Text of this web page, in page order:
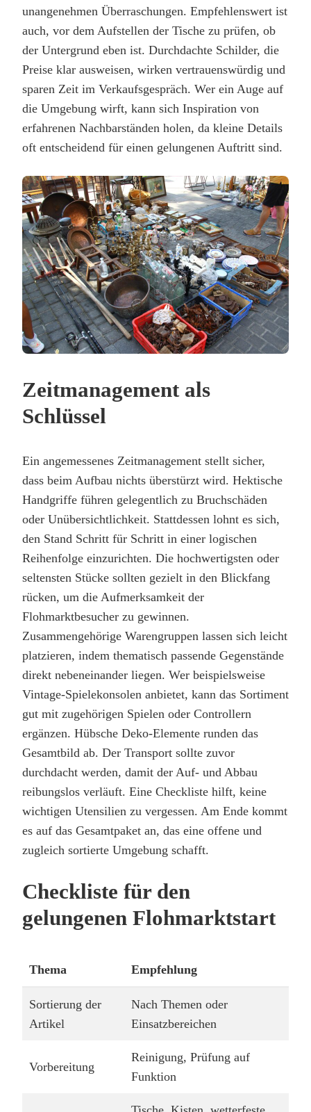
unangenehmen Überraschungen. Empfehlenswert ist
auch, vor dem Aufstellen der Tische zu prüfen, ob
der Untergrund eben ist. Durchdachte Schilder, die
Preise klar ausweisen, wirken vertrauenswürdig und
sparen Zeit im Verkaufsgespräch. Wer ein Auge auf
die Umgebung wirft, kann sich Inspiration von
erfahrenen Nachbarständen holen, da kleine Details
oft entscheidend für einen gelungenen Auftritt sind.
Zeitmanagement als
Schlüssel
Ein angemessenes Zeitmanagement stellt sicher,
dass beim Aufbau nichts überstürzt wird. Hektische
Handgriffe führen gelegentlich zu Bruchschäden
oder Unübersichtlichkeit. Stattdessen lohnt es sich,
den Stand Schritt für Schritt in einer logischen
Reihenfolge einzurichten. Die hochwertigsten oder
seltensten Stücke sollten gezielt in den Blickfang
rücken, um die Aufmerksamkeit der
Flohmarktbesucher zu gewinnen.
Zusammengehörige Warengruppen lassen sich leicht
platzieren, indem thematisch passende Gegenstände
direkt nebeneinander liegen. Wer beispielsweise
Vintage-Spielekonsolen anbietet, kann das Sortiment
gut mit zugehörigen Spielen oder Controllern
ergänzen. Hübsche Deko-Elemente runden das
Gesamtbild ab. Der Transport sollte zuvor
durchdacht werden, damit der Auf- und Abbau
reibungslos verläuft. Eine Checkliste hilft, keine
wichtigen Utensilien zu vergessen. Am Ende kommt
es auf das Gesamtpaket an, das eine offene und
zugleich sortierte Umgebung schafft.
Checkliste für den
gelungenen Flohmarktstart
Thema Empfehlung
Sortierung der
Artikel
Nach Themen oder
Einsatzbereichen
Vorbereitung
Reinigung, Prüfung auf
Funktion